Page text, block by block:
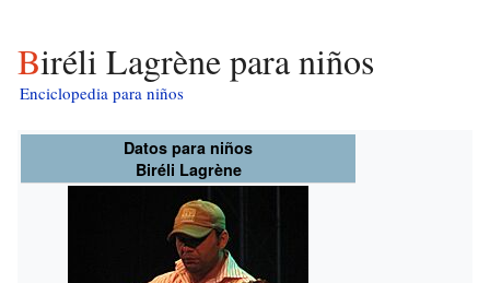
Biréli Lagrène para niños
Enciclopedia para niños
Datos para niños
Biréli Lagrène